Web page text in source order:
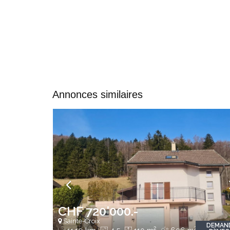
Annonces similaires
CHF 720'000.-
Sainte-Croix
2 2